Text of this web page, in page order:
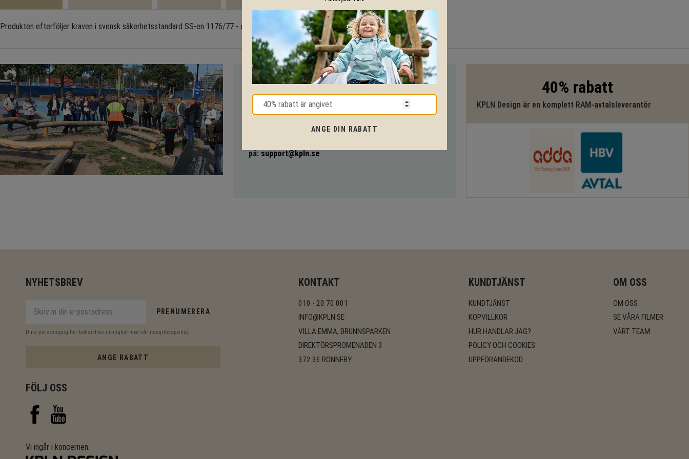
Produkten efterföljer kraven i svensk säkerhetsstandard SS-en 1176/77 - offentlig miljö
VI HJÄLPER DIG HELA VÄGEN!
Med vår mångåriga kunskap från produkter till säkerhet och
på: support@kpln.se
40% rabatt
KPLN Design är en komplett RAM-avtalsleverantör
NYHETSBREV
PRENUMERERA
Dina personuppgifter behandlas i enlighet med vår integritetspolicy.
ANGE RABATT
KONTAKT
010 - 20 70 001
INFO@KPLN.SE
VILLA EMMA, BRUNNSPARKEN
DIREKTÖRSPROMENADEN 3
372 36 RONNEBY
KUNDTJÄNST
KUNDTJÄNST
KÖPVILLKOR
HUR HANDLAR JAG?
POLICY OCH COOKIES
UPPFÖRANDEKOD
OM OSS
OM OSS
SE VÅRA FILMER
VÅRT TEAM
FÖLJ OSS
Vi ingår i koncernen:
ANGE DIN RABATT